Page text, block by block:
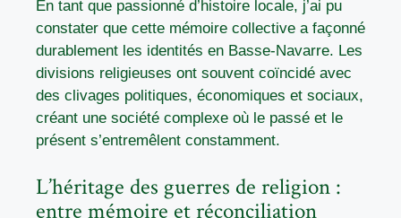
En tant que passionné d’histoire locale, j’ai pu
constater que cette mémoire collective a façonné
durablement les identités en Basse-Navarre. Les
divisions religieuses ont souvent coïncidé avec
des clivages politiques, économiques et sociaux,
créant une société complexe où le passé et le
présent s’entremêlent constamment.
L’héritage des guerres de religion :
entre mémoire et réconciliation